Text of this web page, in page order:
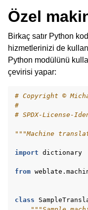
Özel
Birkaç satır Python
hizmetlerinizi de
Python modülünü
çevirisi yapar:
# Copyright ©
#
# SPDX-License-
"""Machine
import dictionary
from
class